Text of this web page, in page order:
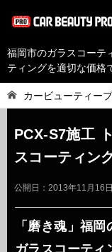
福岡市のガラスコーテ
ティングを適切な価格
カービューティー
PCX-S7施工
スコーティン
公開日： 2013年11月16日
「磨き魂」福
ガラスコーティ